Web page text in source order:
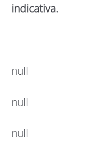
indicativa.
null
null
null